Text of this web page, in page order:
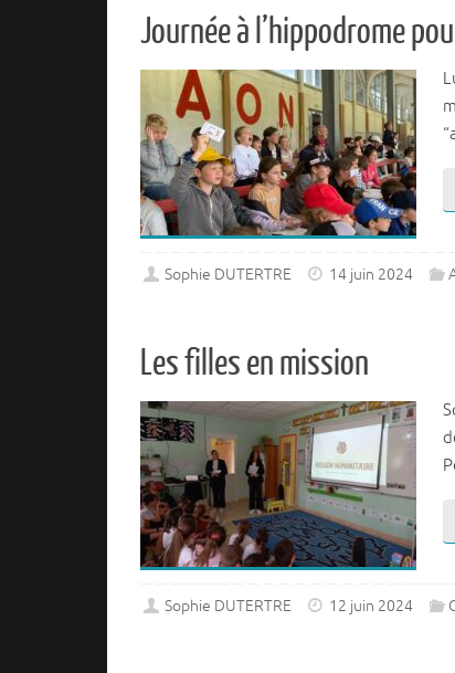
Journée à l’hippodrome
Sophie DUTERTRE 14 juin 2024
Les filles en mission
Sophie DUTERTRE 12 juin 2024